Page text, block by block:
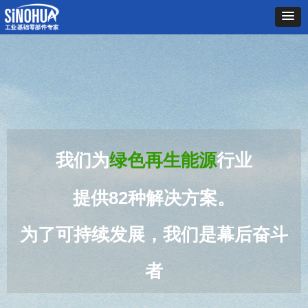
我们为绿色再生能源行业
提供82种解决方案。
为了可持续发展，我们是幕后奋斗
者